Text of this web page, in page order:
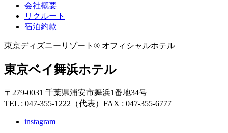
会社概要
リクルート
宿泊約款
東京ディズニーリゾート® オフィシャルホテル
東京ベイ舞浜ホテル
〒279-0031 千葉県浦安市舞浜1番地34号
TEL : 047-355-1222（代表） FAX : 047-355-6777
instagram